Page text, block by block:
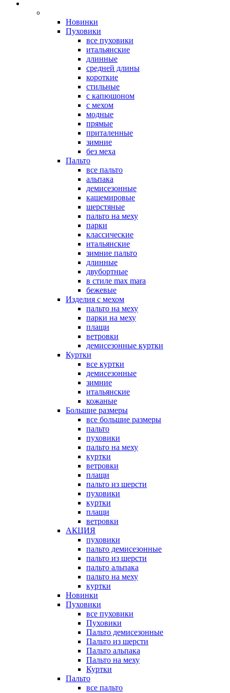
Новинки
Пуховики
все пуховики
итальянские
длинные
средней длины
короткие
стильные
с капюшоном
с мехом
модные
прямые
приталенные
зимние
без меха
Пальто
все пальто
альпака
демисезонные
кашемировые
шерстяные
пальто на меху
парки
классические
итальянские
зимние пальто
длинные
двубортные
в стиле max mara
бежевые
Изделия с мехом
пальто на меху
парки на меху
плащи
ветровки
демисезонные куртки
Куртки
все куртки
демисезонные
зимние
итальянские
кожаные
Большие размеры
все большие размеры
пальто
пуховики
пальто на меху
куртки
ветровки
плащи
пальто из шерсти
пуховики
куртки
плащи
ветровки
АКЦИЯ
пуховики
пальто демисезонные
пальто из шерсти
пальто альпака
пальто на меху
куртки
Новинки
Пуховики
все пуховики
Пуховики
Пальто демисезонные
Пальто из шерсти
Пальто альпака
Пальто на меху
Куртки
Пальто
все пальто